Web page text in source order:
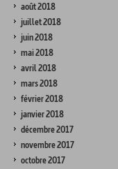
août 2018
juillet 2018
juin 2018
mai 2018
avril 2018
mars 2018
février 2018
janvier 2018
décembre 2017
novembre 2017
octobre 2017